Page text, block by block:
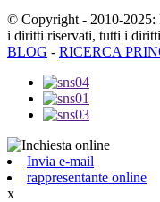
© Copyright - 2010-2025:
i diritti riservati, tutti i
BLOG - RICERCA
Invia e-mail
rappresentante online
x